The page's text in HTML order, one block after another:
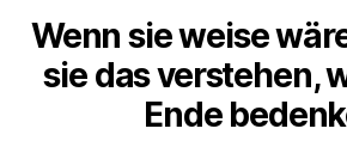
Wenn sie weise
sie das verstehen,
Ende